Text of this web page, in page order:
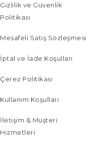
Gizlilik ve Güvenlik
Politikası
Mesafeli Satış Sözleşmesi
İptal ve İade Koşulları
Çerez Politikası
Kullanım Koşulları
İletişim & Müşteri
Hizmetleri